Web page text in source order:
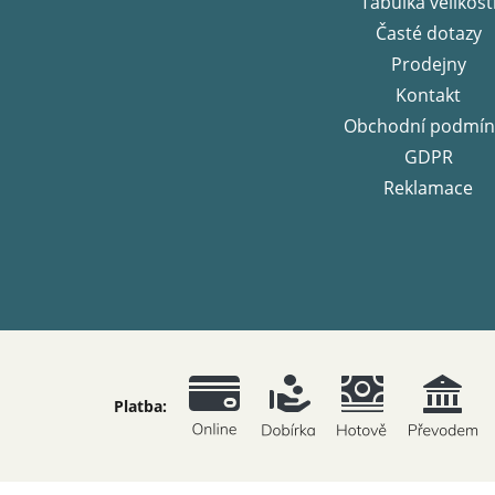
Časté dotazy
Prodejny
Kontakt
Obchodní
GDPR
Reklamace
Platba: